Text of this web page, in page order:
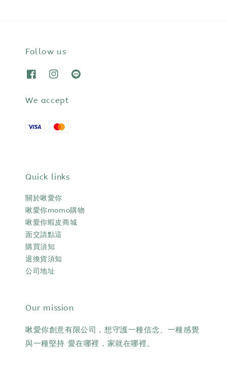
Follow us
We accept
Quick links
關於啾愛你
啾愛你momo購物
啾愛你蝦皮商城
面交請點這
購買須知
退換貨須知
公司地址
Our mission
啾愛你創意有限公司，想守護一種信念、一種感覺
與一種堅持 愛在哪裡，家就在哪裡。